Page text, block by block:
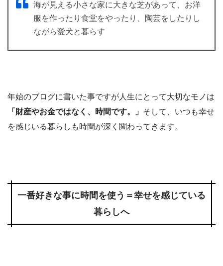
海が見える小さな家に大きな芝があって、お洋
服を作ったり食堂をやったり、陶芸をしたりし
ながら愛犬と暮らす
年始のブログに書いた事ですが人生にとって大切なモノは
「財産やお金ではなく、時間です。」 そして、いつも幸せ
を感じいる暮らしも時間が深く関わってきます。
一番好きな事に時間を使う＝幸せを感じている
暮らしへ